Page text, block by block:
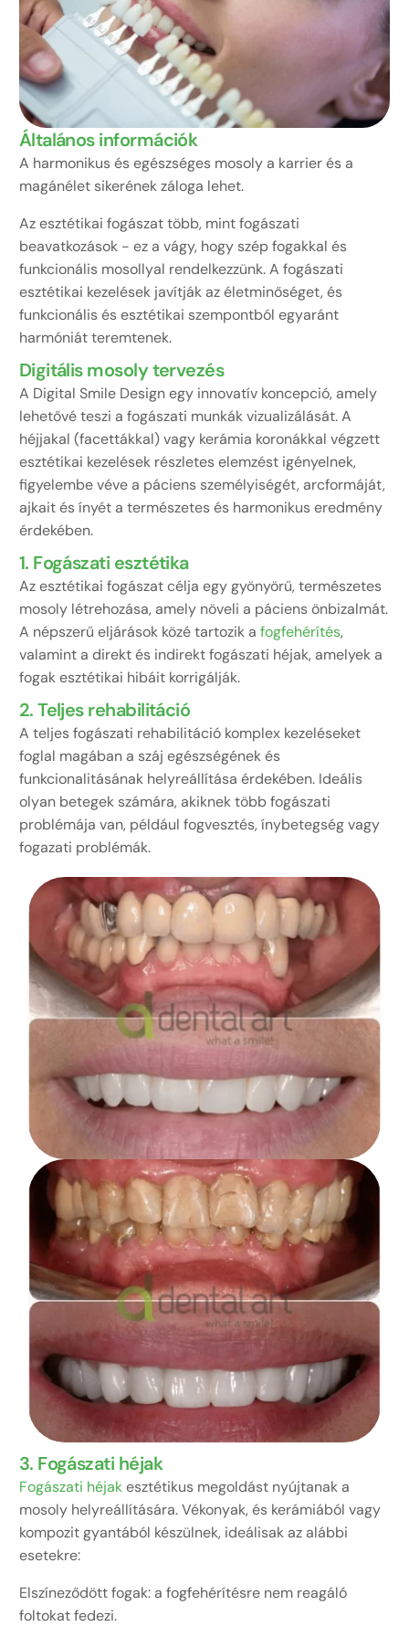
Általános információk
A harmonikus és egészséges mosoly a karrier és a
magánélet sikerének záloga lehet.
Az esztétikai fogászat több, mint fogászati
beavatkozások - ez a vágy, hogy szép fogakkal és
funkcionális mosollyal rendelkezzünk. A fogászati
esztétikai kezelések javítják az életminőséget, és
funkcionális és esztétikai szempontból egyaránt
harmóniát teremtenek.
Digitális mosoly tervezés
A Digital Smile Design egy innovatív koncepció, amely
lehetővé teszi a fogászati munkák vizualizálását. A
héjjakal (facettákkal) vagy kerámia koronákkal végzett
esztétikai kezelések részletes elemzést igényelnek,
figyelembe véve a páciens személyiségét, arcformáját,
ajkait és ínyét a természetes és harmonikus eredmény
érdekében.
1. Fogászati esztétika
Az esztétikai fogászat célja egy gyönyörű, természetes
mosoly létrehozása, amely növeli a páciens önbizalmát.
A népszerű eljárások közé tartozik a fogfehérítés,
valamint a direkt és indirekt fogászati ​​héjak, amelyek a
fogak esztétikai hibáit korrigálják.
2. Teljes rehabilitáció
A teljes fogászati rehabilitáció komplex kezeléseket
foglal magában a száj egészségének és
funkcionalitásának helyreállítása érdekében. Ideális
olyan betegek számára, akiknek több fogászati
problémája van, például fogvesztés, ínybetegség vagy
fogazati problémák.
3. Fogászati héjak
Fogászati héjakesztétikus megoldást nyújtanak a
mosoly helyreállítására. Vékonyak, és kerámiából vagy
kompozit gyantából készülnek, ideálisak az alábbi
esetekre:
Elszíneződött fogak: a fogfehérítésre nem reagáló
foltokat fedezi.